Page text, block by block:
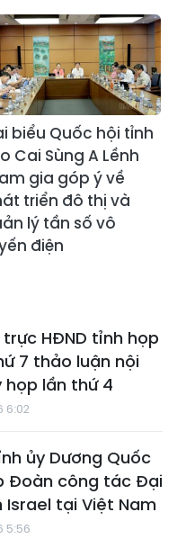
biểu Quốc hội tỉnh
Cai Sùng A Lềnh
gia góp ý về
triển đô thị và
lý tần số vô
điện
HĐND tỉnh họp
7 thảo luận nội
họp lần thứ 4
6:02
ủy Dương Quốc
Đoàn công tác Đại
Israel tại Việt Nam
5:56